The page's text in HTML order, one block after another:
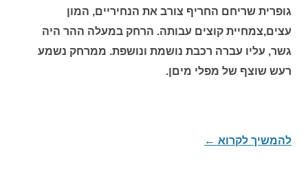
גופרית שריחם החריף צורב את הנחיריים, המון
עצים,צמחיית קוצים עבותה. הרחק במעלה ההר היה
גשר, עליו עברה רכבת נושמת ונושפת. ממרחק נשמע
רעש שוצף של מפלי מיםן.
להמשיך לקרוא ←